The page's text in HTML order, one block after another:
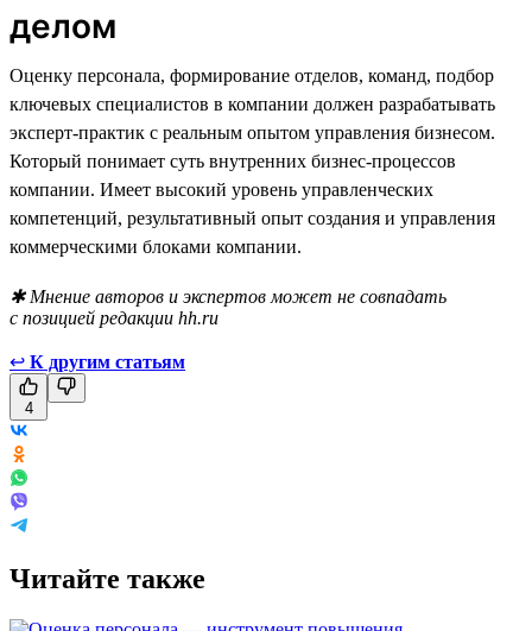
делом
Оценку персонала, формирование отделов, команд, подбор
ключевых специалистов в компании должен разрабатывать
эксперт-практик с реальным опытом управления бизнесом.
Который понимает суть внутренних бизнес-процессов
компании. Имеет высокий уровень управленческих
компетенций, результативный опыт создания и управления
коммерческими блоками компании.
✱ Мнение авторов и экспертов может не совпадать
с позицией редакции hh.ru
↩ К другим статьям
4
Читайте также